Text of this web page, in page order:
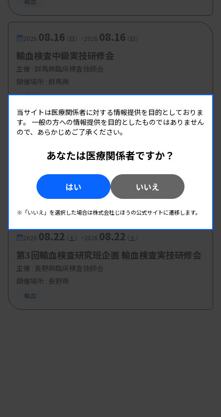
2026. 08.16（日） -2026. 08.16（日）
輸血検査中級実技研修会
主催 : 群馬県臨床検査技師会
開催場所 : 群馬県
輸血
2026.08.22（土）-2026. 08.22
石川県合同輸血療法委員会 金沢講演会
石川県合同輸血療法委員会、日本輸血・細胞治療学会
北陸支部、石川県臨床衛生検査技師会
開催場所 : 石川県
2026. 08.22（土） -2026. 08.22（土）
第3回輸血検査研究班企画 輸血検査実技研修会
主催 : 長野県臨床検査技師会
開催場所 : 長野県
輸血
当サイトは医療関係者に対する情報提供を目的としておりま
す。 一般の方への情報提供を目的としたものではありません
ので、あらかじめご了承ください。
あなたは医療関係者ですか？
はい いいえ
※「いいえ」を選択した場合は株式会社じほうの公式サイトに遷移します。